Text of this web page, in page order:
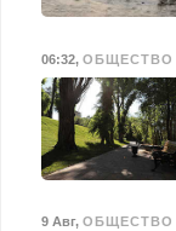
06:32, ОБЩЕСТВО
9 Авг, ОБЩЕСТВО